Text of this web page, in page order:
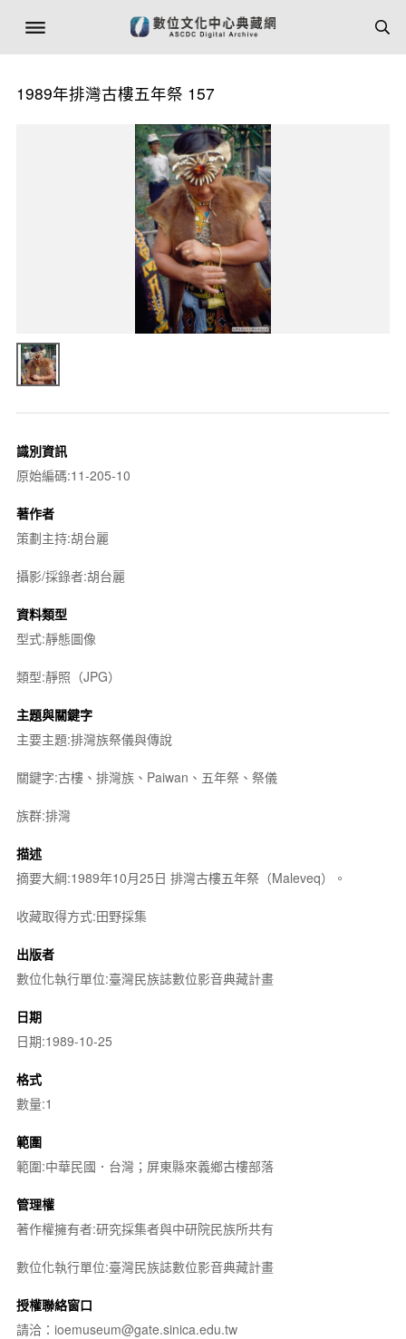
1989年排灣古樓五年祭 157
識別資訊
原始編碼:11-205-10
著作者
策劃主持:胡台麗
攝影/採錄者:胡台麗
資料類型
型式:靜態圖像
類型:靜照（JPG）
主題與關鍵字
主要主題:排灣族祭儀與傳說
關鍵字:古樓、排灣族、Paiwan、五年祭、祭儀
族群:排灣
描述
摘要大綱:1989年10月25日 排灣古樓五年祭（Maleveq）。
收藏取得方式:田野採集
出版者
數位化執行單位:臺灣民族誌數位影音典藏計畫
日期
日期:1989-10-25
格式
數量:1
範圍
範圍:中華民國．台灣；屏東縣來義鄉古樓部落
管理權
著作權擁有者:研究採集者與中研院民族所共有
數位化執行單位:臺灣民族誌數位影音典藏計畫
授權聯絡窗口
請洽：ioemuseum@gate.sinica.edu.tw